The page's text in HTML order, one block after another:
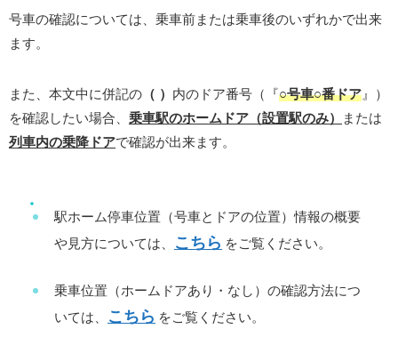
号車の確認については、乗車前または乗車後のいずれかで出来
ます。
また、本文中に併記の （ ） 内のドア番号（『○号車○番ドア 』）
を確認したい場合、 乗車駅のホームドア（設置駅のみ）
または
列車内の乗降ドアで確認が出来ます。
駅ホーム停車位置（号車とドアの位置）情報の概要
や見方については、
こちら をご覧ください。
乗車位置（ホームドアあり・なし）の確認方法につ
いては、
こちら をご覧ください。